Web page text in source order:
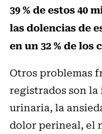
39 % de estos 40
las dolencias de
en un 32 % de los
Otros problemas
registrados son
urinaria, la
dolor perineal, el